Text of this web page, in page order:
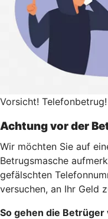
Vorsicht! Telefonbetrug!
Achtung vor der
Wir möchten Sie auf
Betrugsmasche
gefälschten
versuchen, an Ihr Geld
So gehen die Betrüger